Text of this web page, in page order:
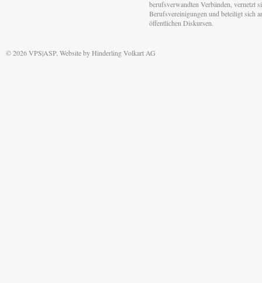
berufsverwandten Verbänden, vernetzt
Berufsvereinigungen und beteiligt sich
öffentlichen Diskursen.
© 2026 VPS|ASP, Website byHinderling Volkart AG